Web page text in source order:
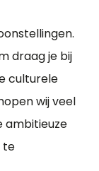
draag je bij
culturele
wij veel
ambitieuze
te